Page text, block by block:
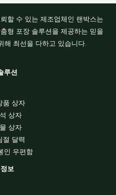
할 수 있는 제조업체인 랜박스는
형 포장 솔루션을 제공하는 믿을
해 최선을 다하고 있습니다.
루션
품 상자
상자
상자
절 달력
인 우편함
정보